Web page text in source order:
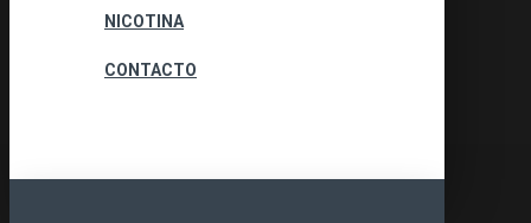
NICOTINA
CONTACTO